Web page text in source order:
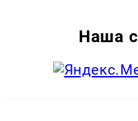
Наша